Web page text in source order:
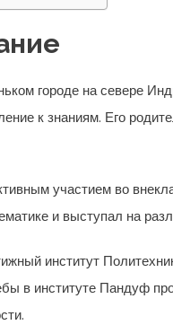
городе на севере
к знаниям. Его
участием во
и выступал на
институт
в институте Пандуф